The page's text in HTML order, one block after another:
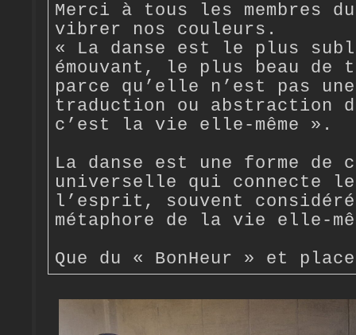
Merci à tous les membres
vibrer nos couleurs.
« La danse est le plus
émouvant, le plus beau
parce qu’elle n’est pas
traduction ou abstraction
c’est la vie elle-même ».
La danse est une forme de
universelle qui connecte
l’esprit, souvent considérée
métaphore de la vie elle-
Que du « BonHeur » et